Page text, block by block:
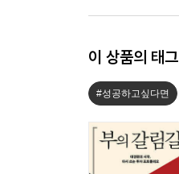
이 상품의 태그
#성공하고싶다면